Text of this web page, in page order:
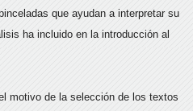
que ayudan a interpretar su
ha incluido en la introducción al
motivo de la selección de los textos